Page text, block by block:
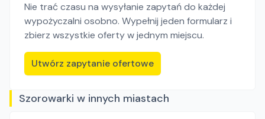
Nie trać czasu na wysyłanie zapytań do każdej
wypożyczalni osobno. Wypełnij jeden formularz i
zbierz wszystkie oferty w jednym miejscu.
Utwórz zapytanie ofertowe
Szorowarki w innych miastach